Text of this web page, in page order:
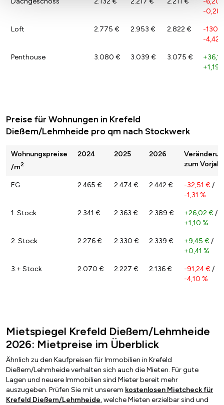
-0,28
Loft 2.775 € 2.953 € 2.822 €
-
-4,42
Penthouse 3.080 € 3.039 € 3.075 €
+1,19
Preise für Wohnungen in Krefeld
Dießem/Lehmheide pro qm nach Stockwerk
Wohnungspreise
/m2
2024 2025 2026
zum Vorjahr
EG 2.465 € 2.474 € 2.442 € -32,51 € /
-1,31 %
1. Stock 2.341 € 2.363 € 2.389 € +26,02 € /
+1,10 %
2. Stock 2.276 € 2.330 € 2.339 € +9,45 € /
+0,41 %
3.+ Stock 2.070 € 2.227 € 2.136 € -91,24 € /
-4,10 %
Mietspiegel Krefeld Dießem/Lehmheide
2026: Mietpreise im Überblick
Ähnlich zu den Kaufpreisen für Immobilien in Krefeld
Dießem/Lehmheide verhalten sich auch die Mieten. Für gute
Lagen und neuere Immobilien sind Mieter bereit mehr
auszugeben. Prüfen Sie mit unserem kostenlosen Mietcheck für
Krefeld Dießem/Lehmheide, welche Mieten erzielbar sind und